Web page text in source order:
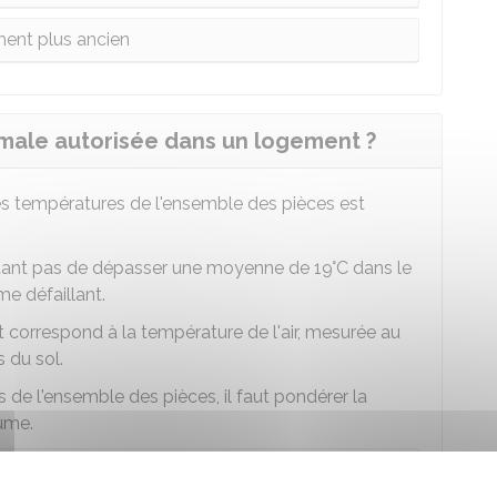
plus ancien
autorisée dans un logement ?
températures de l'ensemble des pièces est
pas de dépasser une moyenne de 19°C dans le
défaillant.
à la température de l'air, mesurée au
du sol.
l'ensemble des pièces, il faut pondérer la